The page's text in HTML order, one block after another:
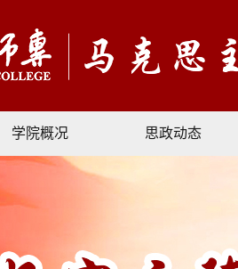
学院概况 思政动态